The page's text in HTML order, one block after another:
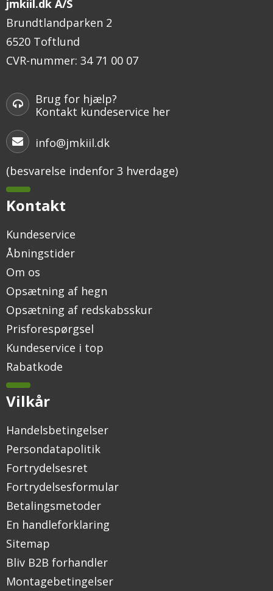
jmkiil.dk A/S
Brundtlandparken 2
6520 Toftlund
CVR-nummer: 34 71 00 07
Brug for hjælp?
Kontakt kundeservice her
info@jmkiil.dk
(besvarelse indenfor 3 hverdage)
Kontakt
Kundeservice
Åbningstider
Om os
Opsætning af hegn
Opsætning af redskabsskur
Prisforespørgsel
Kundeservice i top
Rabatkode
Vilkår
Handelsbetingelser
Persondatapolitik
Fortrydelsesret
Fortrydelsesformular
Betalingsmetoder
En handleforklaring
Sitemap
Bliv B2B forhandler
Montagebetingelser